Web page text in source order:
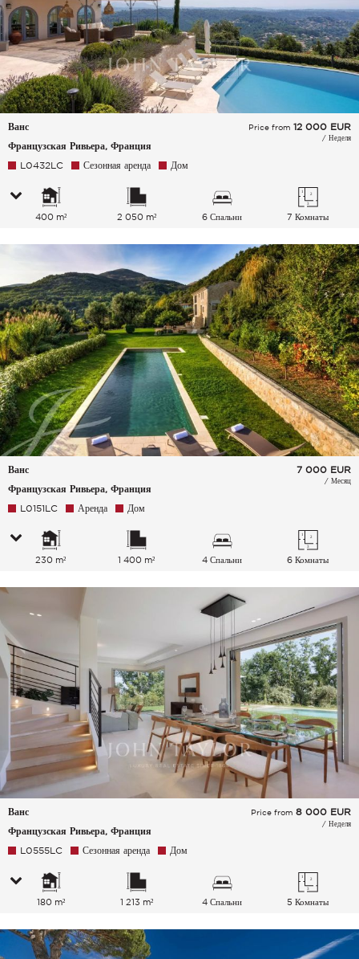
Ванс
Французская Ривьера, Франция
Price from 12 000 EUR
/ Неделя
L0432LC Сезонная аренда Дом
400 m² 2 050 m² 6 Спальни 7 Комнаты
Ванс
Французская Ривьера, Франция
7 000 EUR
/ Месяц
L0151LC Аренда Дом
230 m² 1 400 m² 4 Спальни 6 Комнаты
Ванс
Французская Ривьера, Франция
Price from 8 000 EUR
/ Неделя
L0555LC Сезонная аренда Дом
180 m² 1 213 m² 4 Спальни 5 Комнаты